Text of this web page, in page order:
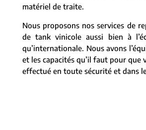
matériel de traite.
Nous proposons nos services de
de tank vinicole aussi bien à
qu’internationale. Nous avons
et les capacités qu’il faut pour que
effectué en toute sécurité et dans